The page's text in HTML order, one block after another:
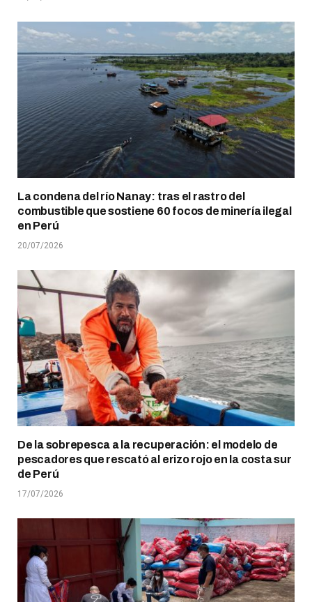
La condena del río Nanay: tras el rastro del
combustible que sostiene 60 focos de minería ilegal
en Perú
20/07/2026
De la sobrepesca a la recuperación: el modelo de
pescadores que rescató al erizo rojo en la costa sur
de Perú
17/07/2026